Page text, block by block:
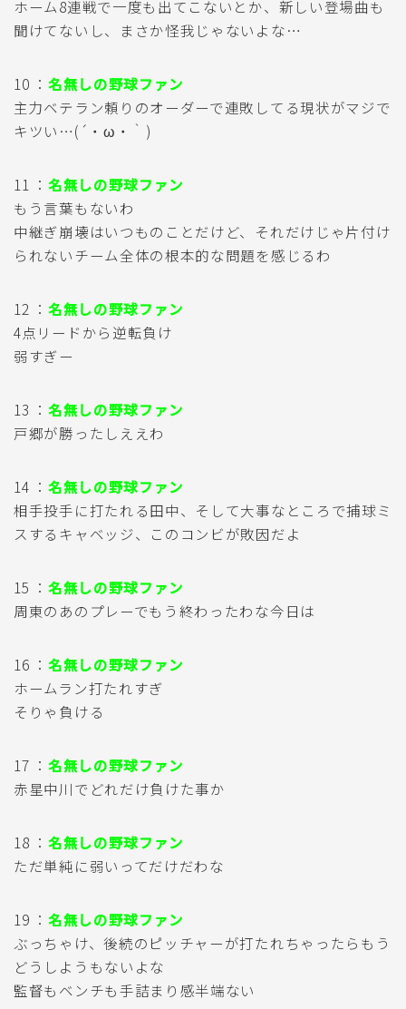
ホーム8連戦で一度も出てこないとか、新しい登場曲も
聞けてないし、まさか怪我じゃないよな…
10 ： 名無しの野球ファン
主力ベテラン頼りのオーダーで連敗してる現状がマジで
キツい…(´・ω・｀)
11 ： 名無しの野球ファン
もう言葉もないわ
中継ぎ崩壊はいつものことだけど、それだけじゃ片付け
られないチーム全体の根本的な問題を感じるわ
12 ： 名無しの野球ファン
4点リードから逆転負け
弱すぎー
13 ： 名無しの野球ファン
戸郷が勝ったしええわ
14 ： 名無しの野球ファン
相手投手に打たれる田中、そして大事なところで捕球ミ
スするキャベッジ、このコンビが敗因だよ
15 ： 名無しの野球ファン
周東のあのプレーでもう終わったわな今日は
16 ： 名無しの野球ファン
ホームラン打たれすぎ
そりゃ負ける
17 ： 名無しの野球ファン
赤星中川でどれだけ負けた事か
18 ： 名無しの野球ファン
ただ単純に弱いってだけだわな
19 ： 名無しの野球ファン
ぶっちゃけ、後続のピッチャーが打たれちゃったらもう
どうしようもないよな
監督もベンチも手詰まり感半端ない